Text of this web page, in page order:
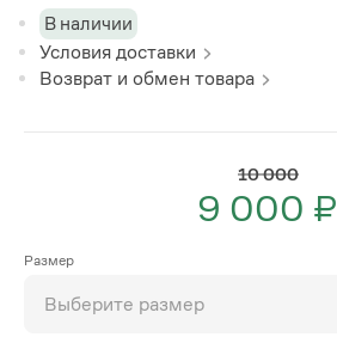
В наличии
Условия доставки
Возврат и обмен товара
10 000
9 000 ₽
Размер
Выберите размер